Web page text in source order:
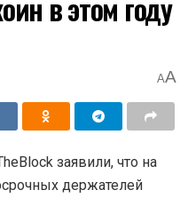
в этом году
AA
заявили, что на
держателей